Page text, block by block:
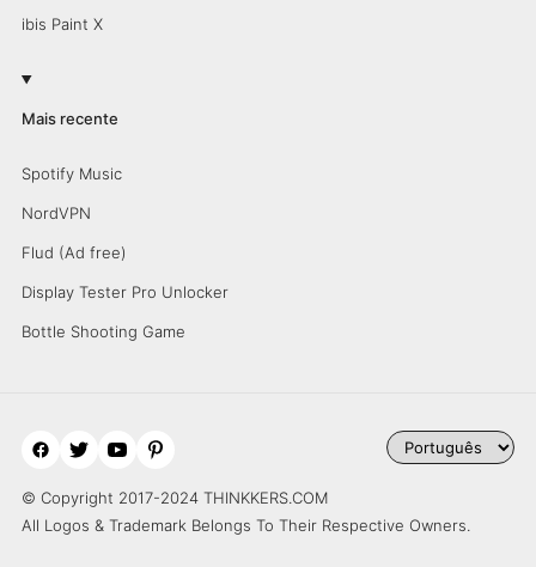
ibis Paint X
Mais recente
Spotify Music
NordVPN
Flud (Ad free)
Display Tester Pro Unlocker
Bottle Shooting Game
© Copyright 2017-2024 THINKKERS.COM
All Logos & Trademark Belongs To Their Respective Owners.